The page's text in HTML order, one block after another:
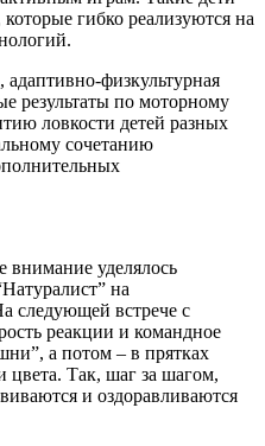
гибко реализуются на
физкультурная
результаты по моторному
ловкости детей разных
сочетанию
внимание уделялось
на
следующей встрече с
реакции и командное
а потом – в прятках
цвета. Так, шаг за шагом,
и оздоравливаются